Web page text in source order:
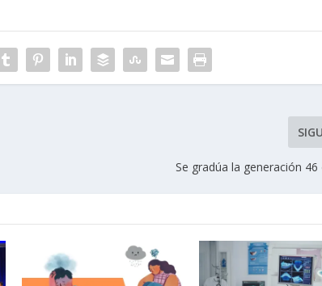
Se gradúa la generación